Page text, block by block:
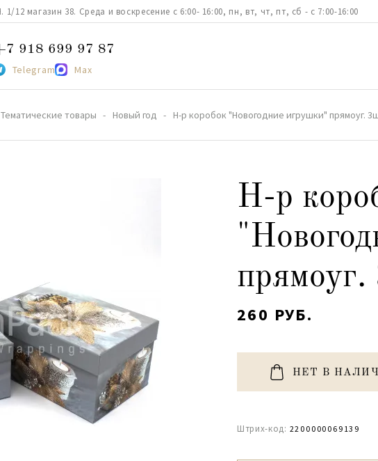
12 магазин 38. Среда и воскресение с 6:00- 16:00, пн, вт, чт, пт, сб - с 7:00-16:00
918 699 97 87
Telegram Max
Тематические товары Новый год Н-р коробок "Новогодние игрушки" прямоуг.
Н-р
260 РУБ.
НЕТ В
Штрих-код: 2200000069139